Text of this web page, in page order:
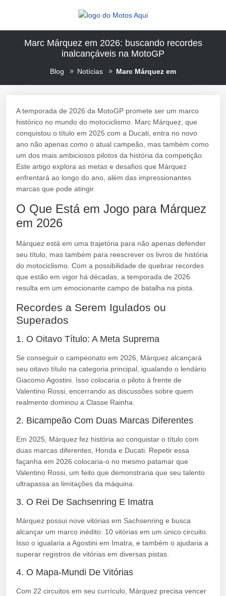
Marc Márquez em 2026: buscando recordes
inalcançáveis na MotoGP
Blog Notícias Marc Márquez em
A temporada de 2026 da MotoGP promete ser um marco
histórico no mundo do motociclismo. Marc Márquez, que
conquistou o título em 2025 com a Ducati, entra no novo
ano não apenas como o atual campeão, mas também como
um dos mais ambiciosos pilotos da história da competição.
Este artigo explora as metas e desafios que Márquez
enfrentará ao longo do ano, além das impressionantes
marcas que pode atingir.
O Que Está em Jogo para Márquez
em 2026
Márquez está em uma trajetória para não apenas defender
seu título, mas também para reescrever os livros de história
do motociclismo. Com a possibilidade de quebrar recordes
que estão em vigor há décadas, a temporada de 2026
resulta em um emocionante campo de batalha na pista.
Recordes a Serem Igulados ou
Superados
1. O Oitavo Título: A Meta Suprema
Se conseguir o campeonato em 2026, Márquez alcançará
seu oitavo título na categoria principal, igualando o lendário
Giacomo Agostini. Isso colocaria o piloto à frente de
Valentino Rossi, encerrando as discussões sobre quem
realmente dominou a Classe Rainha.
2. Bicampeão Com Duas Marcas Diferentes
Em 2025, Márquez fez história ao conquistar o título com
duas marcas diferentes, Honda e Ducati. Repetir essa
façanha em 2026 colocaria-o no mesmo patamar que
Valentino Rossi, um feito que demonstraria que seu talento
ultrapassa as limitações da máquina.
3. O Rei De Sachsenring E Imatra
Márquez possui nove vitórias em Sachsenring e busca
alcançar um marco inédito: 10 vitórias em um único circuito.
Isso o igualaria a Agostini em Imatra, e também o ajudaria a
superar registros de vitórias em diversas pistas.
4. O Mapa-Mundi De Vitórias
Com 22 circuitos em seu currículo, Márquez precisa vencer